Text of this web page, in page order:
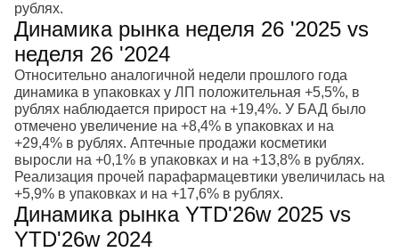
рублях.
Динамика рынка неделя 26 '2025 vs
неделя 26 '2024
Относительно аналогичной недели прошлого года
динамика в упаковках у ЛП положительная +5,5%, в
рублях наблюдается прирост на +19,4%. У БАД было
отмечено увеличение на +8,4% в упаковках и на
+29,4% в рублях. Аптечные продажи косметики
выросли на +0,1% в упаковках и на +13,8% в рублях.
Реализация прочей парафармацевтики увеличилась на
+5,9% в упаковках и на +17,6% в рублях.
Динамика рынка YTD'26w 2025 vs
YTD'26w 2024